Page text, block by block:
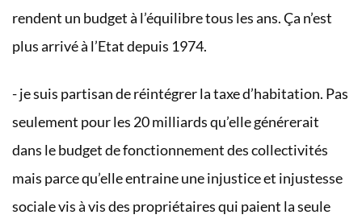
rendent un budget à l’équilibre tous les ans. Ça n’est
plus arrivé à l’Etat depuis 1974.
- je suis partisan de réintégrer la taxe d’habitation. Pas
seulement pour les 20 milliards qu’elle générerait
dans le budget de fonctionnement des collectivités
mais parce qu’elle entraine une injustice et injustesse
sociale vis à vis des propriétaires qui paient la seule